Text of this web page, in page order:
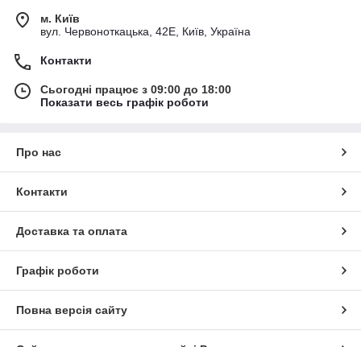
м. Київ
вул. Червоноткацька, 42Е, Київ, Україна
Контакти
Сьогодні працює з 09:00 до 18:00
Показати весь графік роботи
Про нас
Контакти
Доставка та оплата
Графік роботи
Повна версія сайту